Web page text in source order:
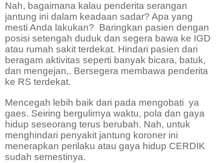
Nah, bagaimana kalau penderita serangan
jantung ini dalam keadaan sadar? Apa yang
mesti Anda lakukan? Baringkan pasien dengan
posisi setengah duduk dan segera bawa ke IGD
atau rumah sakit terdekat. Hindari pasien dari
beragam aktivitas seperti banyak bicara, batuk,
dan mengejan,. Bersegera membawa penderita
ke RS terdekat.
Mencegah lebih baik dari pada mengobati ya
gaes. Seiring bergulirnya waktu, pola dan gaya
hidup seseorang terus berubah. Nah, untuk
menghindari penyakit jantung koroner ini
menerapkan perilaku atau gaya hidup CERDIK
sudah semestinya.